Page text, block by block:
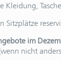
Kleidung,
Sitzplätze
im
nicht